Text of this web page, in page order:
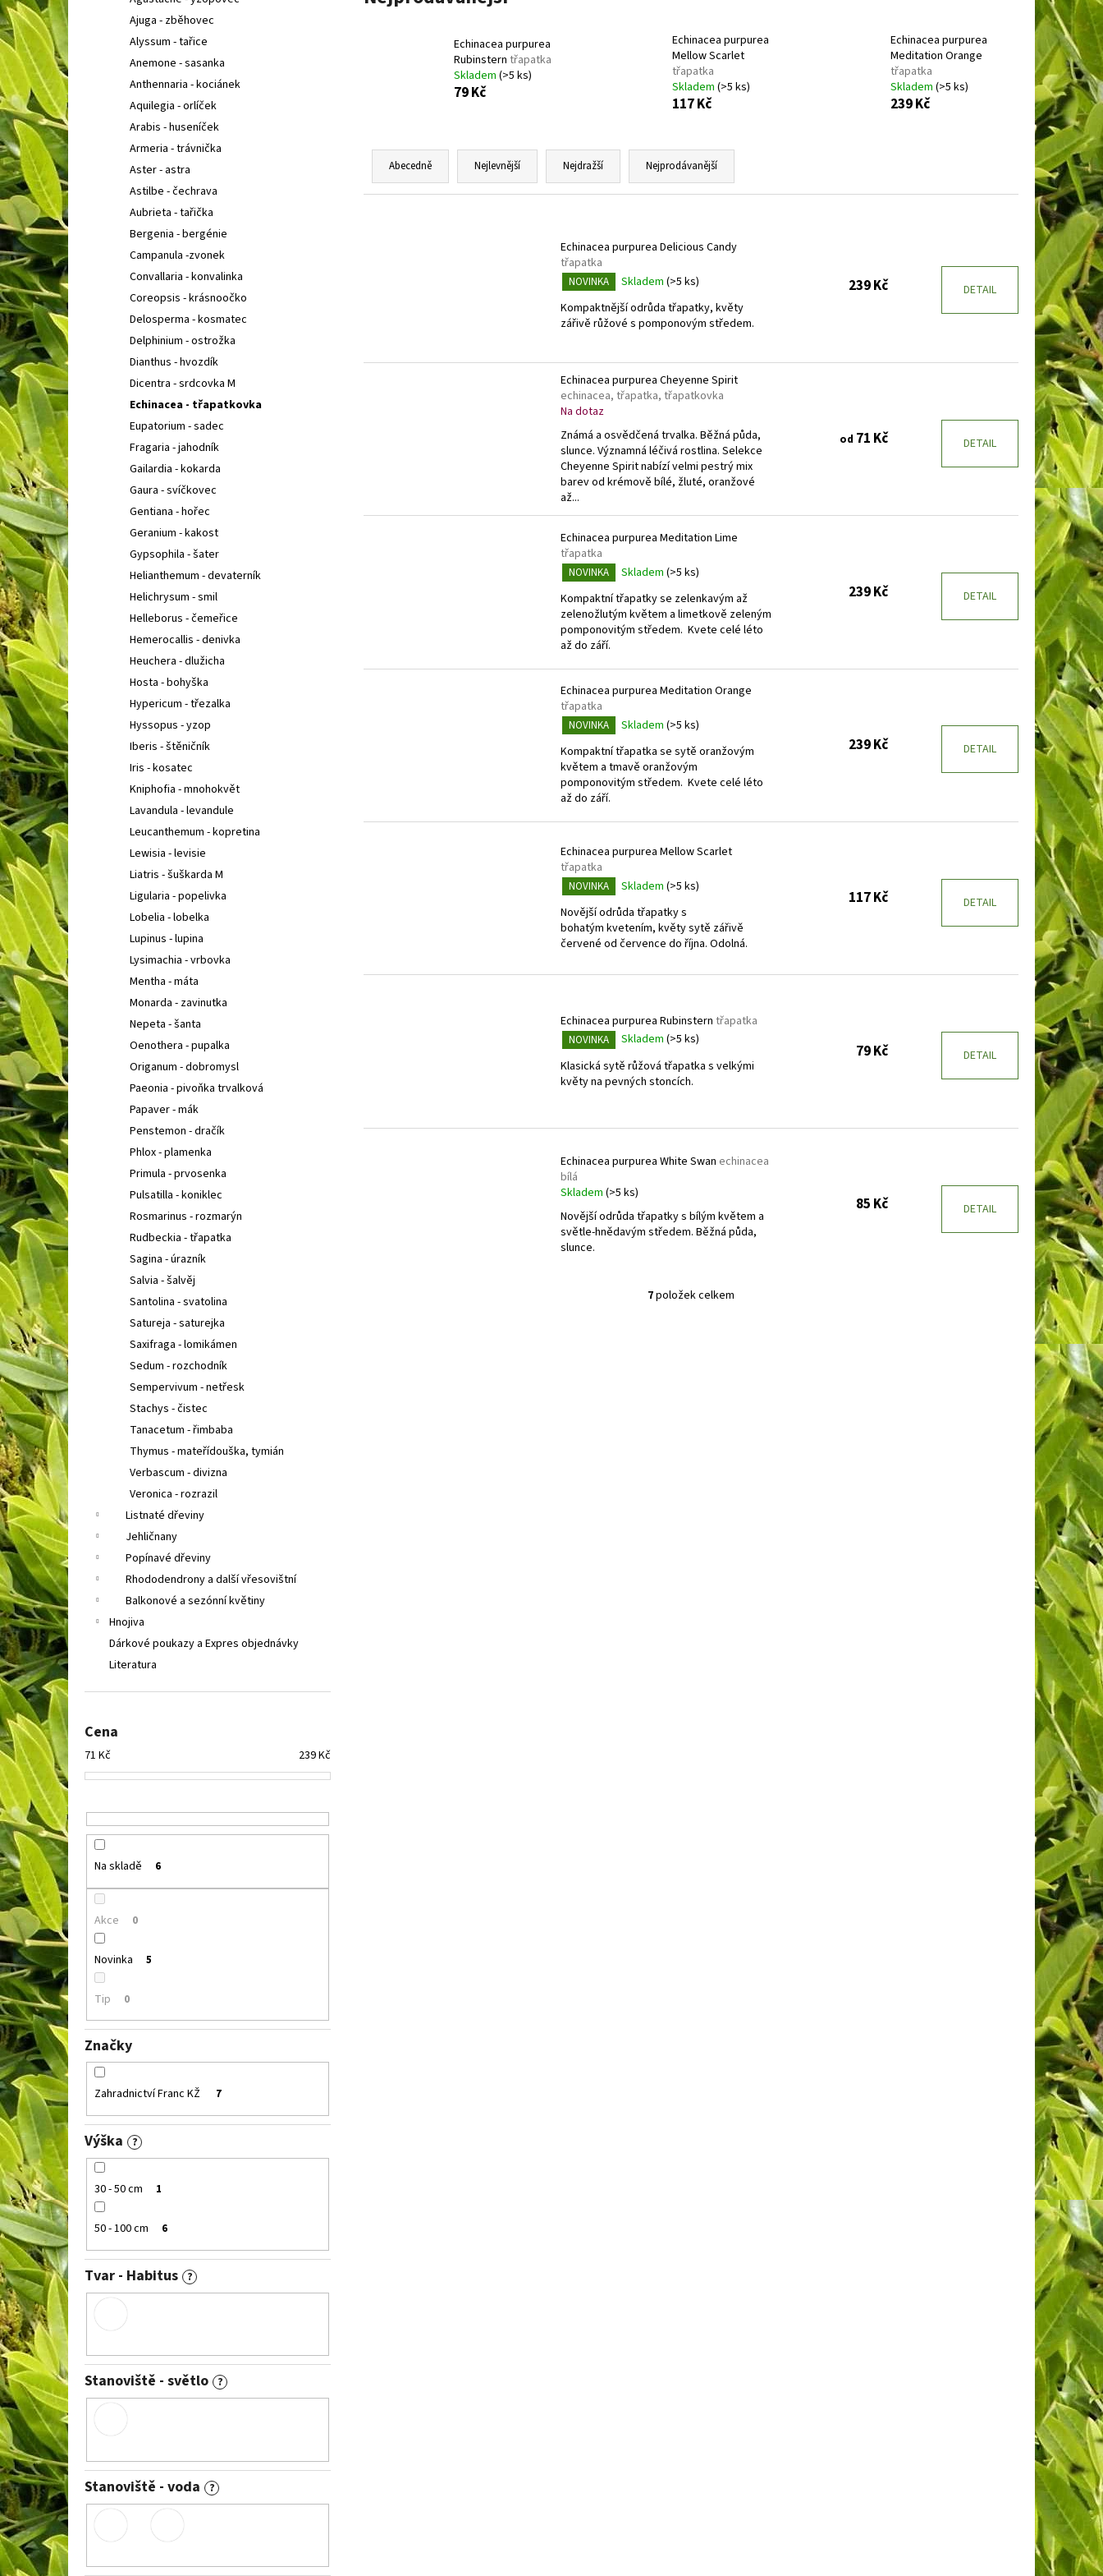
l
Ajuga - zběhovec
Alyssum - tařice
Anemone - sasanka
Anthennaria - kociánek
Aquilegia - orlíček
Arabis - huseníček
Armeria - trávnička
Aster - astra
Astilbe - čechrava
Aubrieta - tařička
Bergenia - bergénie
Campanula -zvonek
Convallaria - konvalinka
Coreopsis - krásnoočko
Delosperma - kosmatec
Delphinium - ostrožka
Dianthus - hvozdík
Dicentra - srdcovka M
Echinacea - třapatkovka
Eupatorium - sadec
Fragaria - jahodník
Gailardia - kokarda
Gaura - svíčkovec
Gentiana - hořec
Geranium - kakost
Gypsophila - šater
Helianthemum - devaterník
Helichrysum - smil
Helleborus - čemeřice
Hemerocallis - denivka
Heuchera - dlužicha
Hosta - bohyška
Hypericum - třezalka
Hyssopus - yzop
Iberis - štěničník
Iris - kosatec
Kniphofia - mnohokvět
Lavandula - levandule
Leucanthemum - kopretina
Lewisia - levisie
Liatris - šuškarda M
Ligularia - popelivka
Lobelia - lobelka
Lupinus - lupina
Lysimachia - vrbovka
Mentha - máta
Monarda - zavinutka
Nepeta - šanta
Oenothera - pupalka
Origanum - dobromysl
Paeonia - pivoňka trvalková
Papaver - mák
Penstemon - dračík
Phlox - plamenka
Primula - prvosenka
Pulsatilla - koniklec
Rosmarinus - rozmarýn
Rudbeckia - třapatka
Sagina - úrazník
Salvia - šalvěj
Santolina - svatolina
Satureja - saturejka
Saxifraga - lomikámen
Sedum - rozchodník
Sempervivum - netřesk
Stachys - čistec
Tanacetum - řimbaba
Thymus - mateřídouška, tymián
Verbascum - divizna
Veronica - rozrazil
Listnaté dřeviny
Jehličnany
Popínavé dřeviny
Rhododendrony a další vřesovištní
Balkonové a sezónní květiny
Hnojiva
Dárkové poukazy a Expres objednávky
Literatura
Cena
71 Kč 239Kč
Na skladě 6
Akce 0
Novinka 5
Tip 0
Značky
Zahradnictví Franc KŽ 7
Výška ?
30 - 50 cm 1
50 - 100 cm 6
Tvar - Habitus ?
Stanoviště - světlo ?
Stanoviště - voda ?
Echinacea purpurea
Rubinstern třapatka
Skladem (>5 ks)
79 Kč
Echinacea purpurea
Mellow Scarlet
třapatka
Skladem (>5 ks)
117 Kč
Echinacea purpurea
Meditation Orange
třapatka
Skladem (>5 ks)
239 Kč
Ř
z
u
Abecedně Nejlevnější Nejdražší Nejprodávanější
o
Echinacea purpurea Delicious Candy
třapatka
NOVINKA Skladem (>5 ks)
Kompaktnější odrůda třapatky, květy
zářivě růžové s pomponovým středem.
239 Kč DETAIL
Echinacea purpurea Cheyenne Spirit
echinacea, třapatka, třapatkovka
Na dotaz
Známá a osvědčená trvalka. Běžná půda,
slunce. Významná léčivá rostlina. Selekce
Cheyenne Spirit nabízí velmi pestrý mix
barev od krémově bílé, žluté, oranžové
až...
od 71 Kč DETAIL
Echinacea purpurea Meditation Lime
třapatka
NOVINKA Skladem (>5 ks)
Kompaktní třapatky se zelenkavým až
zelenožlutým květem a limetkově zeleným
pomponovitým středem. Kvete celé léto
až do září.
239 Kč DETAIL
Echinacea purpurea Meditation Orange
třapatka
NOVINKA Skladem (>5 ks)
Kompaktní třapatka se sytě oranžovým
květem a tmavě oranžovým
pomponovitým středem. Kvete celé léto
až do září.
239 Kč DETAIL
Echinacea purpurea Mellow Scarlet
třapatka
NOVINKA Skladem (>5 ks)
Novější odrůda třapatky s
bohatým kvetením, květy sytě zářivě
červené od července do října. Odolná.
117 Kč DETAIL
Echinacea purpurea Rubinstern třapatka
NOVINKA Skladem (>5 ks)
Klasická sytě růžová třapatka s velkými
květy na pevných stoncích.
79 Kč DETAIL
Echinacea purpurea White Swan echinacea
bílá
Skladem (>5 ks)
Novější odrůda třapatky s bílým květem a
světle-hnědavým středem. Běžná půda,
slunce.
85 Kč DETAIL
O
7položek celkem
CARPETHSKALNÍK ZAKRSLÝ